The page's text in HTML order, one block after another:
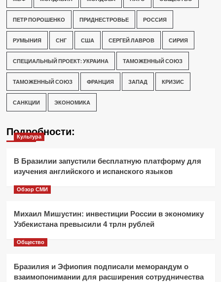
ПЕТР ПОРОШЕНКО ПРИДНЕСТРОВЬЕ РОССИЯ
РУМЫНИЯ СНГ США СЕРГЕЙ ЛАВРОВ СИРИЯ
СПЕЦИАЛЬНЫЙ ПРОЕКТ: УКРАИНА ТАМОЖЕННЫЙ СОЮЗ
ТАМОЖЕННЫЙ СОЮЗ ФРАНЦИЯ ЗАПАД КРИЗИС
САНКЦИИ ЭКОНОМИКА
Подробности:
Культура
В Бразилии запустили бесплатную платформу для
изучения английского и испанского языков
Обзор СМИ
Михаил Мишустин: инвестиции России в экономику
Узбекистана превысили 4 трлн рублей
Общество
Бразилия и Эфиопия подписали меморандум о
взаимопонимании для расширения сотрудничества